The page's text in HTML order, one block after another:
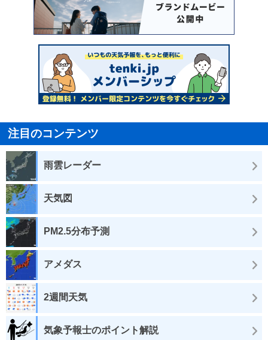
注目のコンテンツ
雨雲レーダー
天気図
PM2.5分布予測
アメダス
2週間天気
気象予報士のポイント解説